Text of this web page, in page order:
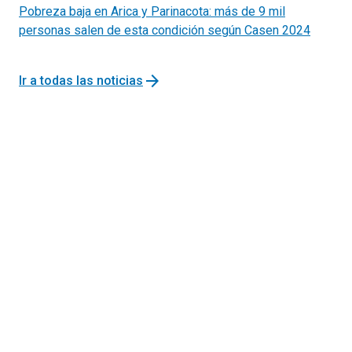
Pobreza baja en Arica y Parinacota: más de 9 mil
personas salen de esta condición según Casen 2024
Ir a todas las noticias arrow_forward